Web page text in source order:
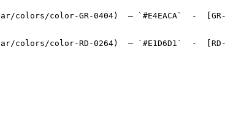
colors/color-GR-0404)  — `#E4EACA`  -  [GR-
colors/color-RD-0264)  — `#E1D6D1`  -  [RD-